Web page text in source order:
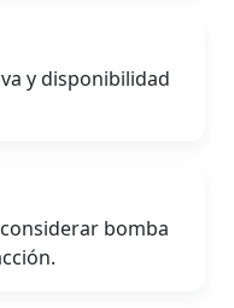
y disponibilidad
bomba